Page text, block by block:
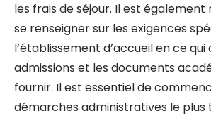
les frais de séjour. Il est
se renseigner sur les exigences
l’établissement d’accueil en ce
admissions et les documents
fournir. Il est essentiel de
démarches administratives le plus